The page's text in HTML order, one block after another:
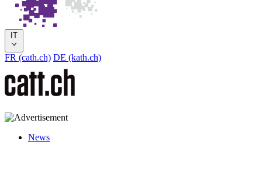
IT
FR (cath.ch) DE (kath.ch)
News